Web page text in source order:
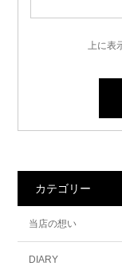
上に表
カテゴリー
当店の想い
DIARY